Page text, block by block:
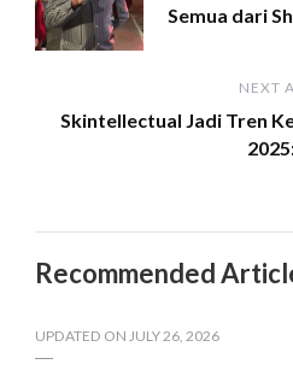
Semua dari
NEXT
Skintellectual Jadi Tren
Recommended
UPDATED ON JULY 26, 2026